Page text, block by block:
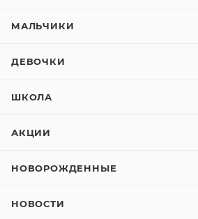
МАЛЬЧИКИ
ДЕВОЧКИ
ШКОЛА
АКЦИИ
НОВОРОЖДЕННЫЕ
НОВОСТИ